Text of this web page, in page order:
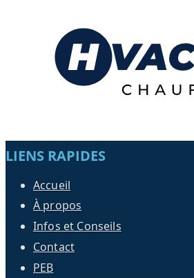
LIENS RAPIDES
Accueil
À propos
Infos et Conseils
Contact
PEB